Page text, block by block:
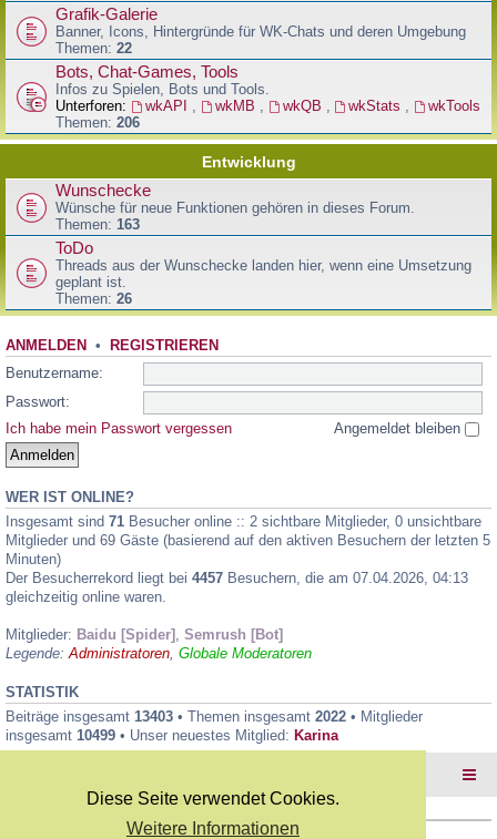
Diese Seite verwendet Cookies.
Weitere Informationen
Grafik-Galerie
Banner, Icons, Hintergründe für WK-Chats und deren Umgebung
Themen: 22
Bots, Chat-Games, Tools
Infos zu Spielen, Bots und Tools.
Unterforen:
wkAPI , wkMB , wkQB , wkStats ,
wkTools
Themen: 206
Entwicklung
Wunschecke
Wünsche für neue Funktionen gehören in dieses Forum.
Themen: 163
ToDo
Threads aus der Wunschecke landen hier, wenn eine Umsetzung
geplant ist.
Themen: 26
ANMELDEN • REGISTRIEREN
Benutzername:
Passwort:
Ich habe mein Passwort vergessen
Angemeldet bleiben
WER IST ONLINE?
Insgesamt sind 71 Besucher online :: 2 sichtbare Mitglieder, 0 unsichtbare
Mitglieder und 69 Gäste (basierend auf den aktiven Besuchern der letzten 5
Minuten)
Der Besucherrekord liegt bei 4457 Besuchern, die am 07.04.2026, 04:13
gleichzeitig online waren.
Mitglieder: Baidu [Spider] , Semrush [Bot]
Legende:Administratoren, Globale Moderatoren
STATISTIK
Beiträge insgesamt 13403 • Themen insgesamt 2022 • Mitglieder
insgesamt 10499 • Unser neuestes Mitglied: Karina